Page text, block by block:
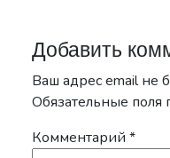
Добавить
Ваш адрес email не
Обязательные поля
Комментарий *